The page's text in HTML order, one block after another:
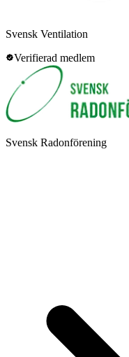
Svensk Ventilation
Verifierad medlem
Svensk Radonförening